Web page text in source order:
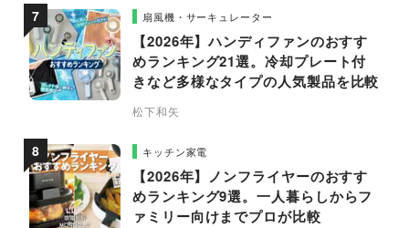
扇風機・サーキュレーター
【2026年】ハンディファンのおすす
めランキング21選。冷却プレート付
きなど多様なタイプの人気製品を比較
松下和矢
キッチン家電
【2026年】ノンフライヤーのおすす
めランキング9選。一人暮らしからフ
ァミリー向けまでプロが比較